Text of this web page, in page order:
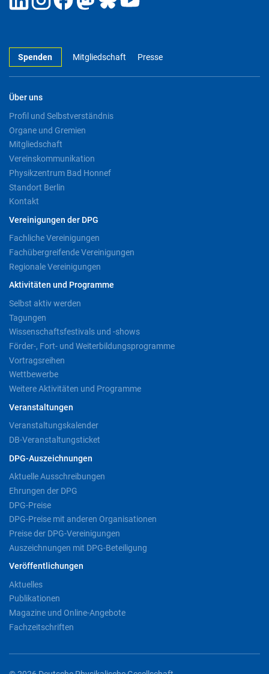
Spenden Mitgliedschaft Presse
Über uns
Profil und Selbstverständnis
Organe und Gremien
Mitgliedschaft
Vereinskommunikation
Physikzentrum Bad Honnef
Standort Berlin
Kontakt
Vereinigungen der DPG
Fachliche Vereinigungen
Fachübergreifende Vereinigungen
Regionale Vereinigungen
Aktivitäten und Programme
Selbst aktiv werden
Tagungen
Wissenschaftsfestivals und -shows
Förder-, Fort- und Weiterbildungsprogramme
Vortragsreihen
Wettbewerbe
Weitere Aktivitäten und Programme
Veranstaltungen
Veranstaltungskalender
DB-Veranstaltungsticket
DPG-Auszeichnungen
Aktuelle Ausschreibungen
Ehrungen der DPG
DPG-Preise
DPG-Preise mit anderen Organisationen
Preise der DPG-Vereinigungen
Auszeichnungen mit DPG-Beteiligung
Veröffentlichungen
Aktuelles
Publikationen
Magazine und Online-Angebote
Fachzeitschriften